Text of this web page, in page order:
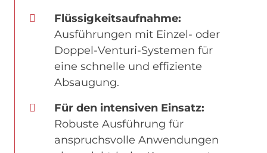
Flüssigkeitsaufnahme:
Ausführungen mit Einzel- oder
Doppel-Venturi-Systemen für
eine schnelle und effiziente
Absaugung.
Für den intensiven Einsatz:
Robuste Ausführung für
anspruchsvolle Anwendungen